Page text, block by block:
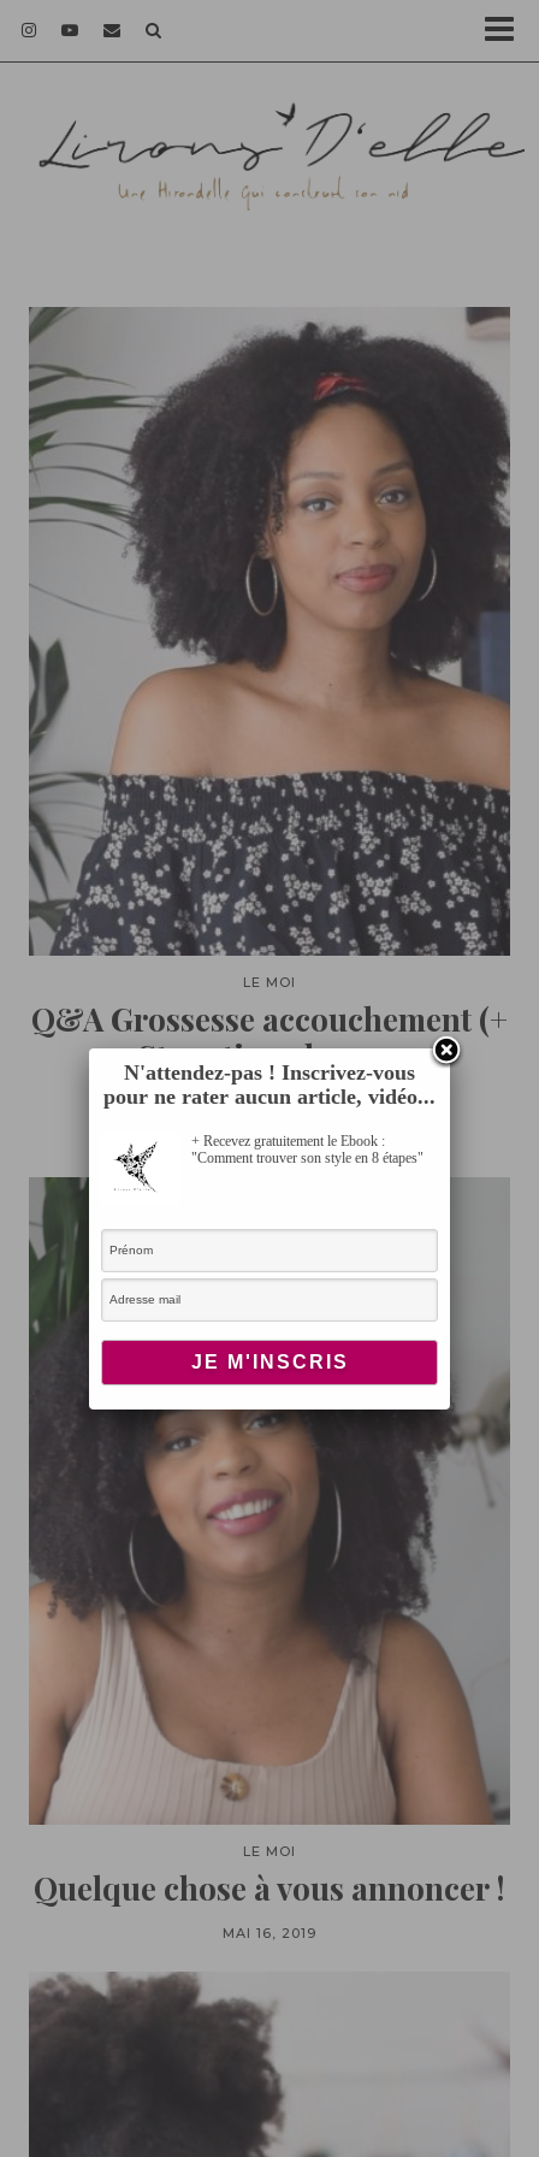
LE MOI
Q&A Grossesse accouchement (+
Story time de mon
accouchement)
AOÛT 2, 2019
LE MOI
Quelque chose à vous annoncer !
MAI 16, 2019
N'attendez-pas ! Inscrivez-vous
pour ne rater aucun article, vidéo...
+ Recevez gratuitement le Ebook :
"Comment trouver son style en 8 étapes"